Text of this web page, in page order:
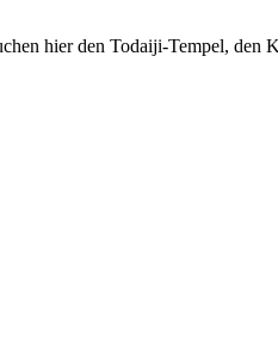
hier den Todaiji-Tempel,